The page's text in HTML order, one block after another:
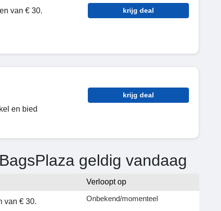
van € 30. krijg deal
en bied
krijg deal
geldig vandaag
Verloopt op
van € 30. Onbekend/momenteel